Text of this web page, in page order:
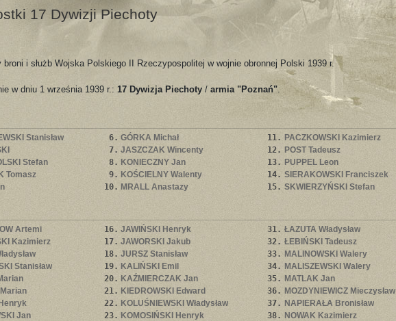
17 Dywizji Piechoty
broni i służb Wojska Polskiego II Rzeczypospolitej w wojnie obronnej Polski 1939 r.
w dniu 1 września 1939 r.: 17 Dywizja Piechoty / armia "Poznań"
Stanisław
Stefan
Tomasz
6. GÓRKA Michał
7. JASZCZAK Wincenty
8. KONIECZNY Jan
9. KOŚCIELNY Walenty
10. MRALL Anastazy
11. PACZKOWSKI Kazimierz
12. POST Tadeusz
13. PUPPEL Leon
14. SIERAKOWSKI Franciszek
15. SKWIERZYŃSKI Stefan
Artemi
Kazimierz
Stanisław
Jan
16. JAWIŃSKI Henryk
17. JAWORSKI Jakub
18. JURSZ Stanisław
19. KALIŃSKI Emil
20. KAŹMIERCZAK Jan
21. KIEDROWSKI Edward
22. KOLUŚNIEWSKI Władysław
23. KOMOSIŃSKI Henryk
31. ŁAZUTA Władysław
32. ŁEBIŃSKI Tadeusz
33. MALINOWSKI Walery
34. MALISZEWSKI Walery
35. MATLAK Jan
36. MOZDYNIEWICZ Mieczysław
37. NAPIERAŁA Bronisław
38. NOWAK Kazimierz